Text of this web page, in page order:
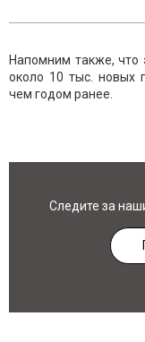
Напомним также, что
около 10 тыс. новых
чем годом ранее.
Следите за